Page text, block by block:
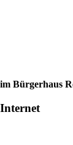
Bürgerhaus